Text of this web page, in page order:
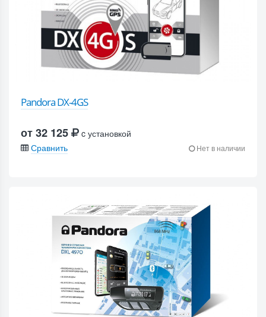
Pandora DX-4GS
от 32 125
c установкой
Сравнить
Нет в наличии